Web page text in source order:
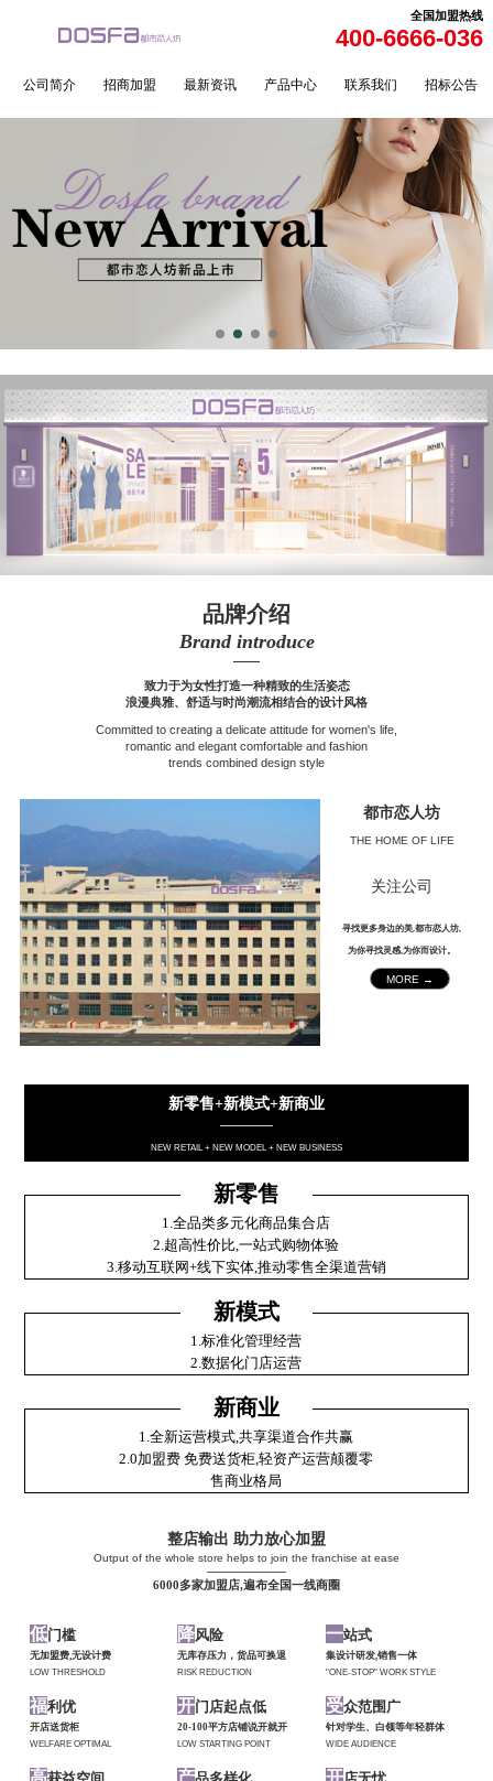
全国加盟热线
400-6666-036
公司简介 招商加盟 最新资讯 产品中心 联系我们 招标公告
品牌介绍
Brand introduce
——
致力于为女性打造一种精致的生活姿态
浪漫典雅、舒适与时尚潮流相结合的设计风格
Committed to creating a delicate attitude for women's life,
romantic and elegant comfortable and fashion
trends combined design style
都市恋人坊
THE HOME OF LIFE
关注公司
寻找更多身边的美,都市恋人坊,
为你寻找灵感,为你而设计。
MORE →
新零售+新模式+新商业
————
NEW RETAIL + NEW MODEL + NEW BUSINESS
新零售
1.全品类多元化商品集合店
2.超高性价比,一站式购物体验
3.移动互联网+线下实体,推动零售全渠道营销
新模式
1.标准化管理经营
2.数据化门店运营
新商业
1.全新运营模式,共享渠道合作共赢
2.0加盟费 免费送货柜,轻资产运营颠覆零
售商业格局
整店输出 助力放心加盟
Output of the whole store helps to join the franchise at ease
——————
6000多家加盟店,遍布全国一线商圈
低门槛
无加盟费,无设计费
LOW THRESHOLD
降风险
无库存压力，货品可换退
RISK REDUCTION
一站式
集设计研发,销售一体
"ONE-STOP" WORK STYLE
福利优
开店送货柜
WELFARE OPTIMAL
开门店起点低
20-100平方店铺说开就开
LOW STARTING POINT
受众范围广
针对学生、白领等年轻群体
WIDE AUDIENCE
高 产 开